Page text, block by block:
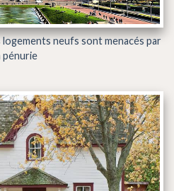
neufs sont menacés par
pénurie